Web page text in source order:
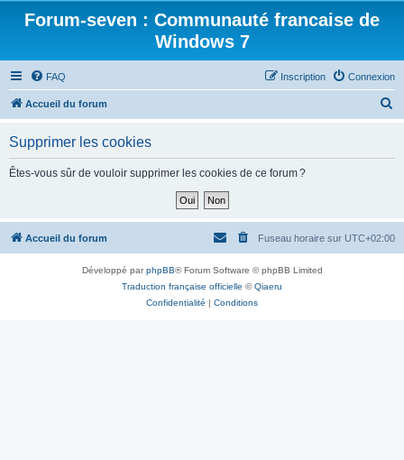
Forum-seven : Communauté francaise de
Windows 7
FAQ Connexion
Inscription
Accueil du forum
h
Supprimer les cookies
Êtes-vous sûr de vouloir supprimer les cookies de ce forum ?
Accueil du forum Fuseau horaire sur UTC+02:00
Développé parphpBB® Forum Software © phpBB Limited
Traduction française officielle ©Qiaeru
Confidentialité | Conditions